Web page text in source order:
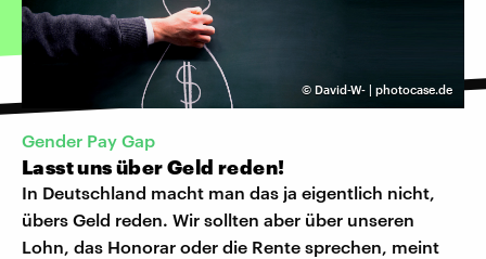
© David-W- | photocase.de
Gender Pay Gap
Lasst uns über Geld reden!
In Deutschland macht man das ja eigentlich nicht,
übers Geld reden. Wir sollten aber über unseren
Lohn, das Honorar oder die Rente sprechen, meint